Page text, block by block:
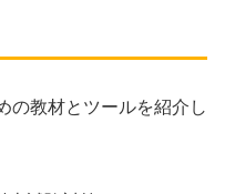
の教材とツールを紹介し